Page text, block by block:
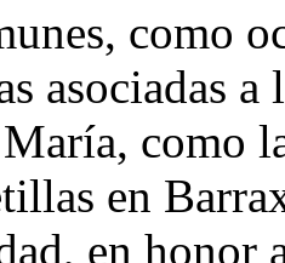
como
asociadas
como
en
en honor